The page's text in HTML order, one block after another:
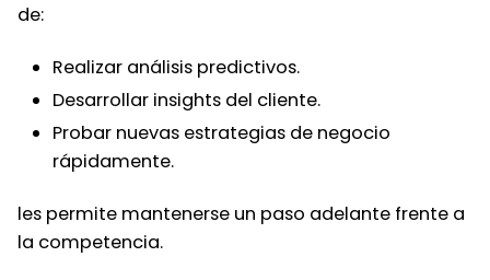
de:
Realizar análisis predictivos.
Desarrollar insights del cliente.
Probar nuevas estrategias de negocio
rápidamente.
les permite mantenerse un paso adelante frente a
la competencia.